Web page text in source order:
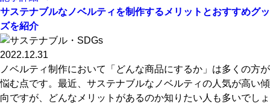
サステナブルなノベルティを制作するメリットとおすすめグッ
ズを紹介
2022.12.31
ノベルティ制作において「どんな商品にするか」は多くの方が
悩む点です。最近、サステナブルなノベルティの人気が高い傾
向ですが、どんなメリットがあるのか知りたい人も多いでしょ